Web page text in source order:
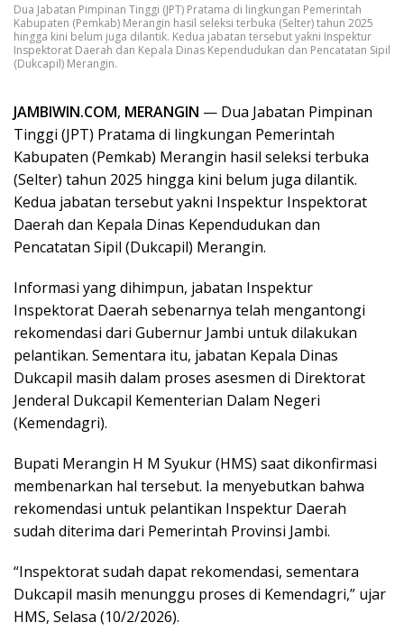
Dua Jabatan Pimpinan Tinggi (JPT) Pratama di lingkungan Pemerintah
Kabupaten (Pemkab) Merangin hasil seleksi terbuka (Selter) tahun 2025
hingga kini belum juga dilantik. Kedua jabatan tersebut yakni Inspektur
Inspektorat Daerah dan Kepala Dinas Kependudukan dan Pencatatan Sipil
(Dukcapil) Merangin.
JAMBIWIN.COM, MERANGIN — Dua Jabatan Pimpinan
Tinggi (JPT) Pratama di lingkungan Pemerintah
Kabupaten (Pemkab) Merangin hasil seleksi terbuka
(Selter) tahun 2025 hingga kini belum juga dilantik.
Kedua jabatan tersebut yakni Inspektur Inspektorat
Daerah dan Kepala Dinas Kependudukan dan
Pencatatan Sipil (Dukcapil) Merangin.
Informasi yang dihimpun, jabatan Inspektur
Inspektorat Daerah sebenarnya telah mengantongi
rekomendasi dari Gubernur Jambi untuk dilakukan
pelantikan. Sementara itu, jabatan Kepala Dinas
Dukcapil masih dalam proses asesmen di Direktorat
Jenderal Dukcapil Kementerian Dalam Negeri
(Kemendagri).
Bupati Merangin H M Syukur (HMS) saat dikonfirmasi
membenarkan hal tersebut. Ia menyebutkan bahwa
rekomendasi untuk pelantikan Inspektur Daerah
sudah diterima dari Pemerintah Provinsi Jambi.
“Inspektorat sudah dapat rekomendasi, sementara
Dukcapil masih menunggu proses di Kemendagri,” ujar
HMS, Selasa (10/2/2026).